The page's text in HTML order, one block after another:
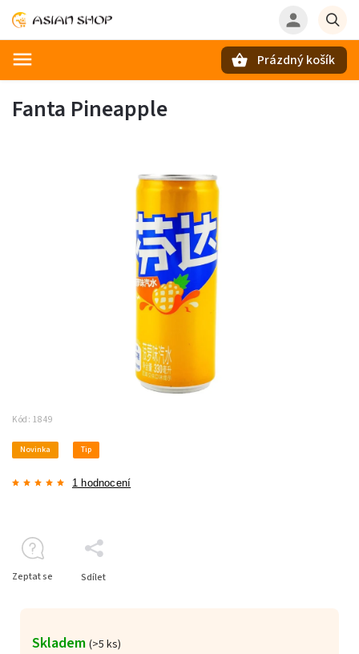
Prázdný košík
Fanta Pineapple
Kód: 1849
Novinka Tip
1 hodnocení
Skladem (>5 ks)
Zeptat se Sdílet